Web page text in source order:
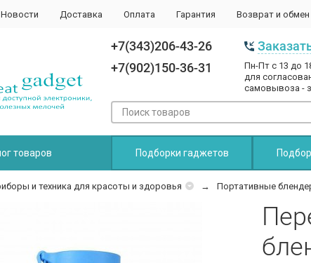
Новости Доставка Оплата Гарантия Возврат и обмен
+7(343)206-43-26
+7(902)150-36-31
Пн-Пт с 13 до
для
самовывоза -
товаров Подборки гаджетов
и техника для красоты и здоровья Портативные